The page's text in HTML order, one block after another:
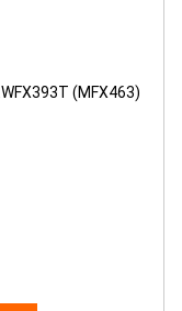
(MFX463)